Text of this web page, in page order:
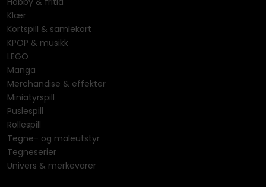
Klær
Kortspill & samlekort
KPOP & musikk
LEGO
Manga
Merchandise & effekter
Miniatyrspill
Puslespill
Rollespill
Tegne- og maleutstyr
Tegneserier
Univers & merkevarer